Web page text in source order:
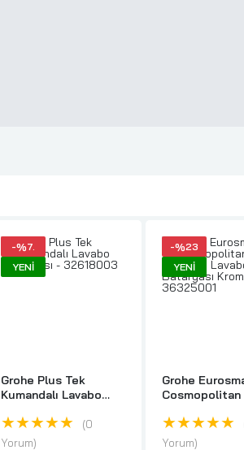
-%7.
YENI
Grohe Plus Tek
Kumandalı Lavabo
★★★★★
0
Yorum
-%23
YENI
Grohe
Cosmopolitan
Bataryası
36325001
★★★★★
Yorum